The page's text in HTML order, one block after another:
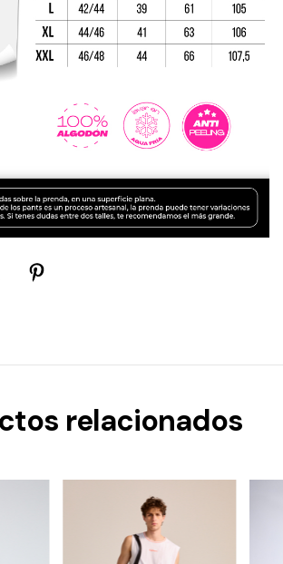
relacionados